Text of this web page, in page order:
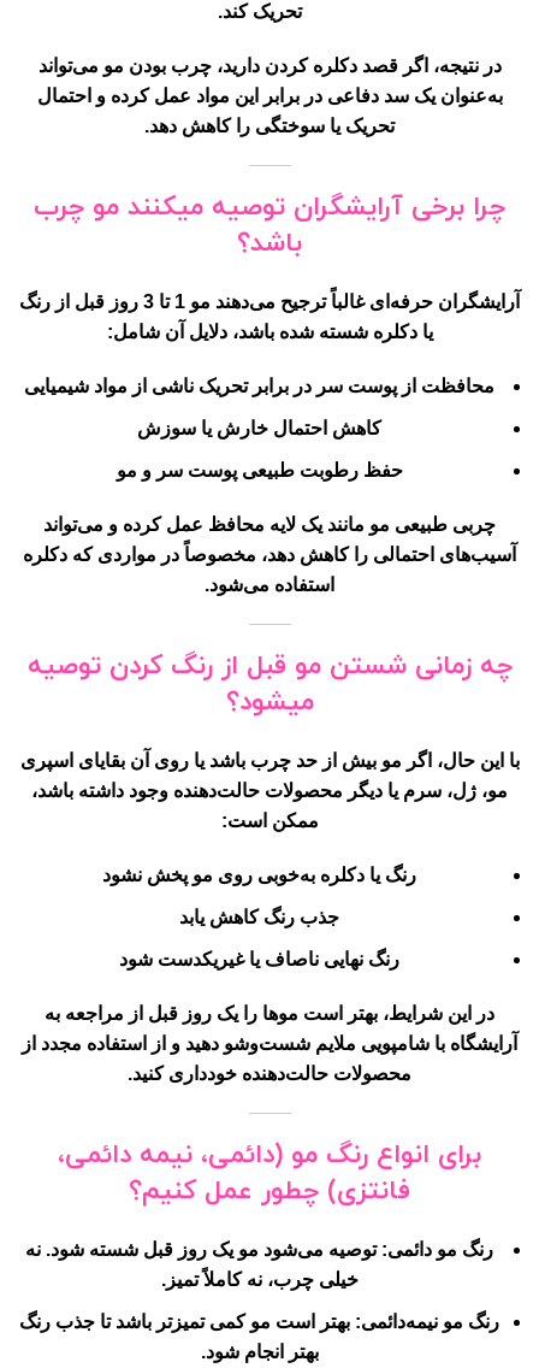
تحریک کند.
در نتیجه، اگر قصد دکلره کردن دارید، چرب بودن مو می‌تواند
به‌عنوان یک سد دفاعی در برابر این مواد عمل کرده و احتمال
تحریک یا سوختگی را کاهش دهد.
چرا برخی آرایشگران توصیه میکنند مو چرب
باشد؟
آرایشگران حرفه‌ای غالباً ترجیح می‌دهند مو 1 تا 3 روز قبل از رنگ
یا دکلره شسته شده باشد، دلایل آن شامل:
محافظت از پوست سر در برابر تحریک ناشی از مواد شیمیایی
کاهش احتمال خارش یا سوزش
حفظ رطوبت طبیعی پوست سر و مو
چربی طبیعی مو مانند یک لایه محافظ عمل کرده و می‌تواند
آسیب‌های احتمالی را کاهش دهد، مخصوصاً در مواردی که دکلره
استفاده می‌شود.
چه زمانی شستن مو قبل از رنگ کردن توصیه
میشود؟
با این حال، اگر مو بیش از حد چرب باشد یا روی آن بقایای اسپری
مو، ژل، سرم یا دیگر محصولات حالت‌دهنده وجود داشته باشد،
ممکن است:
رنگ یا دکلره به‌خوبی روی مو پخش نشود
جذب رنگ کاهش یابد
رنگ نهایی ناصاف یا غیریکدست شود
در این شرایط، بهتر است موها را یک روز قبل از مراجعه به
آرایشگاه با شامپویی ملایم شست‌وشو دهید و از استفاده مجدد از
محصولات حالت‌دهنده خودداری کنید.
برای انواع رنگ مو (دائمی، نیمه دائمی،
فانتزی) چطور عمل کنیم؟
رنگ مو دائمی: توصیه می‌شود مو یک روز قبل شسته شود. نه
خیلی چرب، نه کاملاً تمیز.
رنگ مو نیمه‌دائمی: بهتر است مو کمی تمیزتر باشد تا جذب رنگ
بهتر انجام شود.